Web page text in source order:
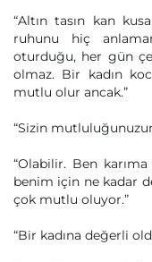
“Altın tasın kan
ruhunu hiç
oturduğu, her gün
olmaz. Bir kadın
mutlu olur ancak.”
“Sizin
“Olabilir. Ben
benim için ne kadar
çok mutlu oluyor.”
“Bir kadına değerli